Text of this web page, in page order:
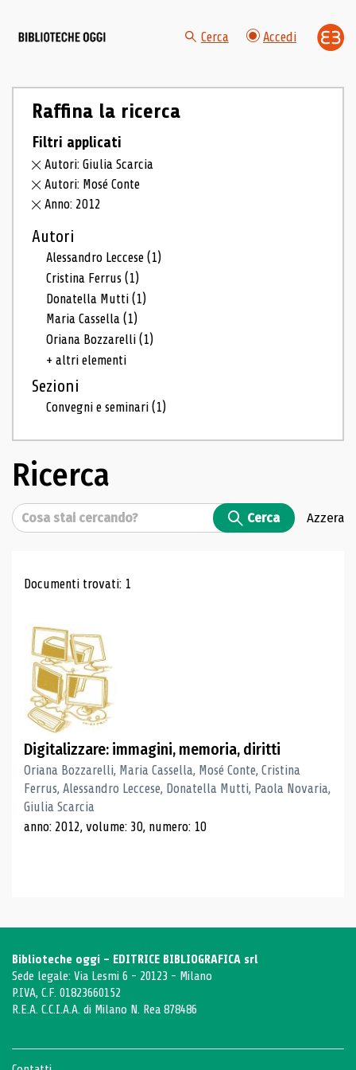
Cerca Accedi
Raffina la ricerca
Filtri applicati
Autori: Giulia Scarcia
Autori: Mosé Conte
Anno: 2012
Autori
Alessandro Leccese(1)
Cristina Ferrus(1)
Donatella Mutti(1)
Maria Cassella(1)
Oriana Bozzarelli(1)
+ altri elementi
Sezioni
Convegni e seminari(1)
Ricerca
Cerca Cerca Azzera
Risultati di ricerca
Documenti trovati: 1
Digitalizzare: immagini, memoria, diritti
Oriana Bozzarelli, Maria Cassella, Mosé Conte, Cristina
Ferrus, Alessandro Leccese, Donatella Mutti, Paola Novaria,
Giulia Scarcia
anno: 2012, volume: 30, numero: 10
Biblioteche oggi - EDITRICE BIBLIOGRAFICA srl
Sede legale: Via Lesmi 6 - 20123 - Milano
P.IVA, C.F. 01823660152
R.E.A. C.C.I.A.A. di Milano N. Rea 878486